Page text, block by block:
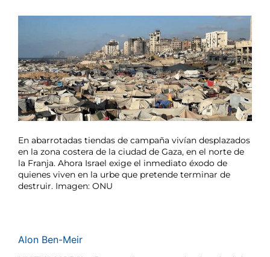
En abarrotadas tiendas de campaña vivían desplazados
en la zona costera de la ciudad de Gaza, en el norte de
la Franja. Ahora Israel exige el inmediato éxodo de
quienes viven en la urbe que pretende terminar de
destruir. Imagen: ONU
Alon Ben-Meir